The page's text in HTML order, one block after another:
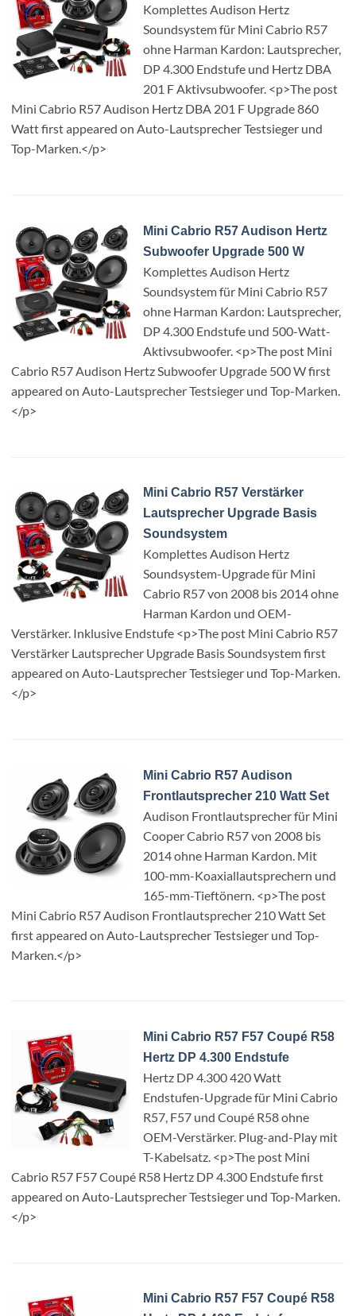
Komplettes Audison Hertz
Soundsystem für Mini Cabrio R57
ohne Harman Kardon: Lautsprecher,
DP 4.300 Endstufe und Hertz DBA
201 F Aktivsubwoofer. <p>The post
Mini Cabrio R57 Audison Hertz DBA 201 F Upgrade 860
Watt first appeared on Auto-Lautsprecher Testsieger und
Top-Marken.</p>
Mini Cabrio R57 Audison Hertz
Subwoofer Upgrade 500 W
Komplettes Audison Hertz
Soundsystem für Mini Cabrio R57
ohne Harman Kardon: Lautsprecher,
DP 4.300 Endstufe und 500-Watt-
Aktivsubwoofer. <p>The post Mini
Cabrio R57 Audison Hertz Subwoofer Upgrade 500 W first
appeared on Auto-Lautsprecher Testsieger und Top-Marken.
</p>
Mini Cabrio R57 Verstärker
Lautsprecher Upgrade Basis
Soundsystem
Komplettes Audison Hertz
Soundsystem-Upgrade für Mini
Cabrio R57 von 2008 bis 2014 ohne
Harman Kardon und OEM-
Verstärker. Inklusive Endstufe <p>The post Mini Cabrio R57
Verstärker Lautsprecher Upgrade Basis Soundsystem first
appeared on Auto-Lautsprecher Testsieger und Top-Marken.
</p>
Mini Cabrio R57 Audison
Frontlautsprecher 210 Watt Set
Audison Frontlautsprecher für Mini
Cooper Cabrio R57 von 2008 bis
2014 ohne Harman Kardon. Mit
100-mm-Koaxiallautsprechern und
165-mm-Tieftönern. <p>The post
Mini Cabrio R57 Audison Frontlautsprecher 210 Watt Set
first appeared on Auto-Lautsprecher Testsieger und Top-
Marken.</p>
Mini Cabrio R57 F57 Coupé R58
Hertz DP 4.300 Endstufe
Hertz DP 4.300 420 Watt
Endstufen-Upgrade für Mini Cabrio
R57, F57 und Coupé R58 ohne
OEM-Verstärker. Plug-and-Play mit
T-Kabelsatz. <p>The post Mini
Cabrio R57 F57 Coupé R58 Hertz DP 4.300 Endstufe first
appeared on Auto-Lautsprecher Testsieger und Top-Marken.
</p>
Mini Cabrio R57 F57 Coupé R58